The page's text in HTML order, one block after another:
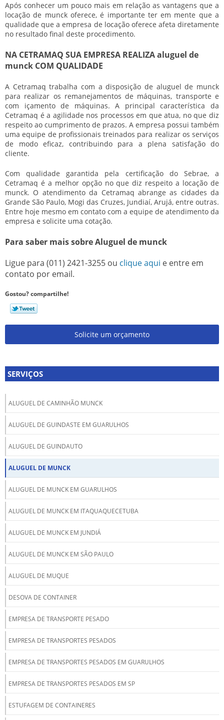
Após conhecer um pouco mais em relação as vantagens que a
locação de munck oferece, é importante ter em mente que a
qualidade que a empresa de locação oferece afeta diretamente
no resultado final deste procedimento.
NA CETRAMAQ SUA EMPRESA REALIZA aluguel de
munck COM QUALIDADE
A Cetramaq trabalha com a disposição de aluguel de munck
para realizar os remanejamentos de máquinas, transporte e
com içamento de máquinas. A principal característica da
Cetramaq é a agilidade nos processos em que atua, no que diz
respeito ao cumprimento de prazos. A empresa possui também
uma equipe de profissionais treinados para realizar os serviços
de modo eficaz, contribuindo para a plena satisfação do
cliente.
Com qualidade garantida pela certificação do Sebrae, a
Cetramaq é a melhor opção no que diz respeito a locação de
munck. O atendimento da Cetramaq abrange as cidades da
Grande São Paulo, Mogi das Cruzes, Jundiaí, Arujá, entre outras.
Entre hoje mesmo em contato com a equipe de atendimento da
empresa e solicite uma cotação.
Para saber mais sobre Aluguel de munck
Ligue para (011) 2421-3255 ou clique aqui e entre em
contato por email.
Gostou? compartilhe!
Solicite um orçamento
SERVIÇOS
ALUGUEL DE CAMINHÃO MUNCK
ALUGUEL DE GUINDASTE EM GUARULHOS
ALUGUEL DE GUINDAUTO
ALUGUEL DE MUNCK
ALUGUEL DE MUNCK EM GUARULHOS
ALUGUEL DE MUNCK EM ITAQUAQUECETUBA
ALUGUEL DE MUNCK EM JUNDIÁ
ALUGUEL DE MUNCK EM SÃO PAULO
ALUGUEL DE MUQUE
DESOVA DE CONTAINER
EMPRESA DE TRANSPORTE PESADO
EMPRESA DE TRANSPORTES PESADOS
EMPRESA DE TRANSPORTES PESADOS EM GUARULHOS
EMPRESA DE TRANSPORTES PESADOS EM SP
ESTUFAGEM DE CONTAINERES